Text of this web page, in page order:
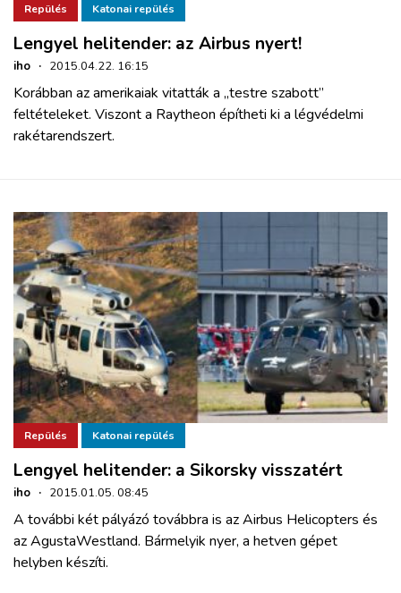
Repülés Katonai repülés
Lengyel helitender: az Airbus nyert!
iho · 2015.04.22. 16:15
Korábban az amerikaiak vitatták a „testre szabott”
feltételeket. Viszont a Raytheon építheti ki a légvédelmi
rakétarendszert.
Repülés Katonai repülés
Lengyel helitender: a Sikorsky visszatért
iho · 2015.01.05. 08:45
A további két pályázó továbbra is az Airbus Helicopters és
az AgustaWestland. Bármelyik nyer, a hetven gépet
helyben készíti.